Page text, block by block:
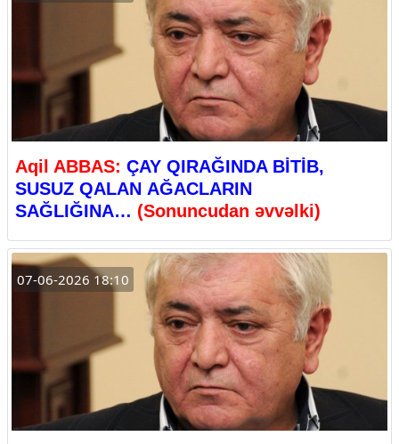
Aqil ABBAS: ÇAY QIRAĞINDA BİTİB,
SUSUZ QALAN AĞACLARIN
SAĞLIĞINA… (Sonuncudan əvvəlki)
07-06-2026 18:10